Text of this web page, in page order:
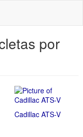
por
Cadillac ATS-V